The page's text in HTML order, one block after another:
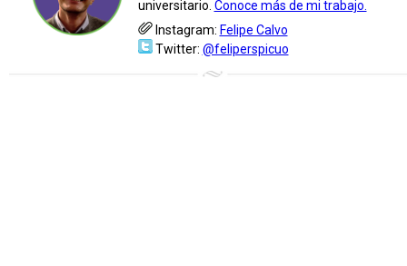
universitario. Conoce más de mi trabajo.
Instagram: Felipe Calvo
Twitter: @feliperspicuo